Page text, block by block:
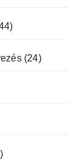
(24)